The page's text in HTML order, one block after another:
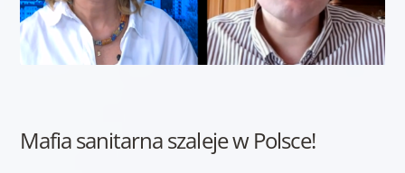
Mafia sanitarna szaleje w Polsce!